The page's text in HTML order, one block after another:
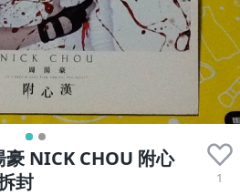
NICK CHOU 附心
封
1